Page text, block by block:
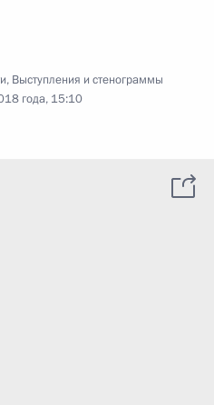
, Выступления и стенограммы
года, 15:10